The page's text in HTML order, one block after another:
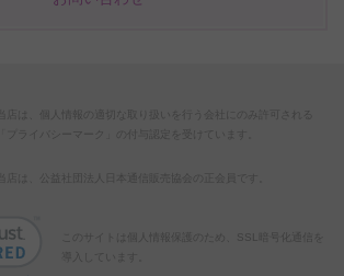
当店は、個人情報の適切な取り扱いを行う会社にのみ許可される
「プライバシーマーク」の付与認定を受けています。
当店は、公益社団法人日本通信販売協会の正会員です。
このサイトは個人情報保護のため、SSL暗号化通信を
導入しています。